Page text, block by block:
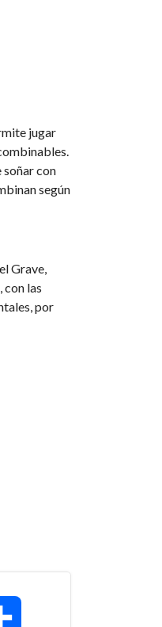
jugar
con
según
Grave,
con las
por